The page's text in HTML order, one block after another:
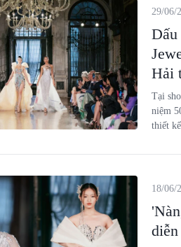
Hải
29/06/
Tại
niệm
thiết
trình
vươn
18/06/